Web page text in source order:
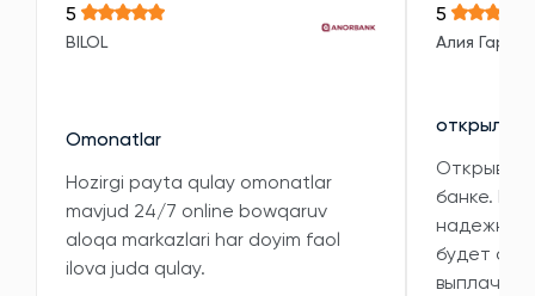
5
BILOL
Omonatlar
Hozirgi payta qulay omonatlar
mavjud 24/7 online bowqaruv
aloqa markazlari har doyim faol
ilova juda qulay.
5
Алия
открыла
банке.
будет